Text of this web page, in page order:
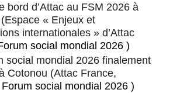
bord d’Attac au FSM 2026 à
(Espace « Enjeux et
internationales » d’Attac
social mondial 2026 )
social mondial 2026 finalement
Cotonou (Attac France,
Forum social mondial 2026 )